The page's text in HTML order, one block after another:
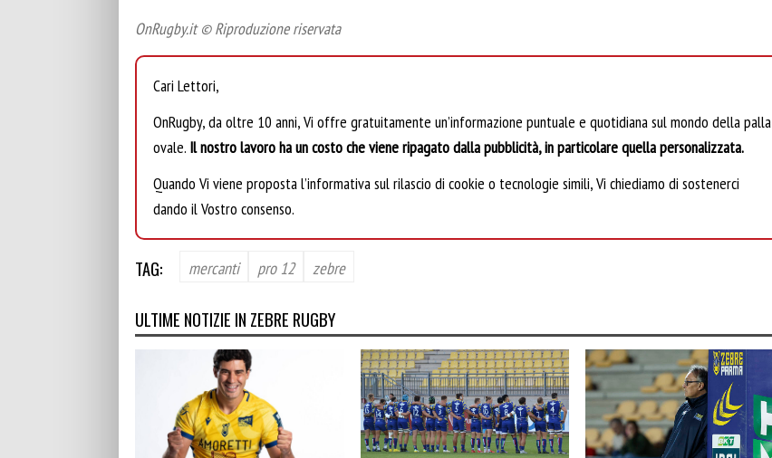
OnRugby.it © Riproduzione riservata
Cari Lettori,
OnRugby, da oltre 10 anni, Vi offre gratuitamente un’informazione puntuale e quotidiana sul mondo della palla
ovale. Il nostro lavoro ha un costo che viene ripagato dalla pubblicità, in particolare quella personalizzata.
Quando Vi viene proposta l’informativa sul rilascio di cookie o tecnologie simili, Vi chiediamo di sostenerci
dando il Vostro consenso.
TAG: mercanti pro 12 zebre
ULTIME NOTIZIE IN ZEBRE RUGBY